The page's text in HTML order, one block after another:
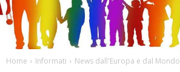
Home Informati News dall'Europa e dal Mondo